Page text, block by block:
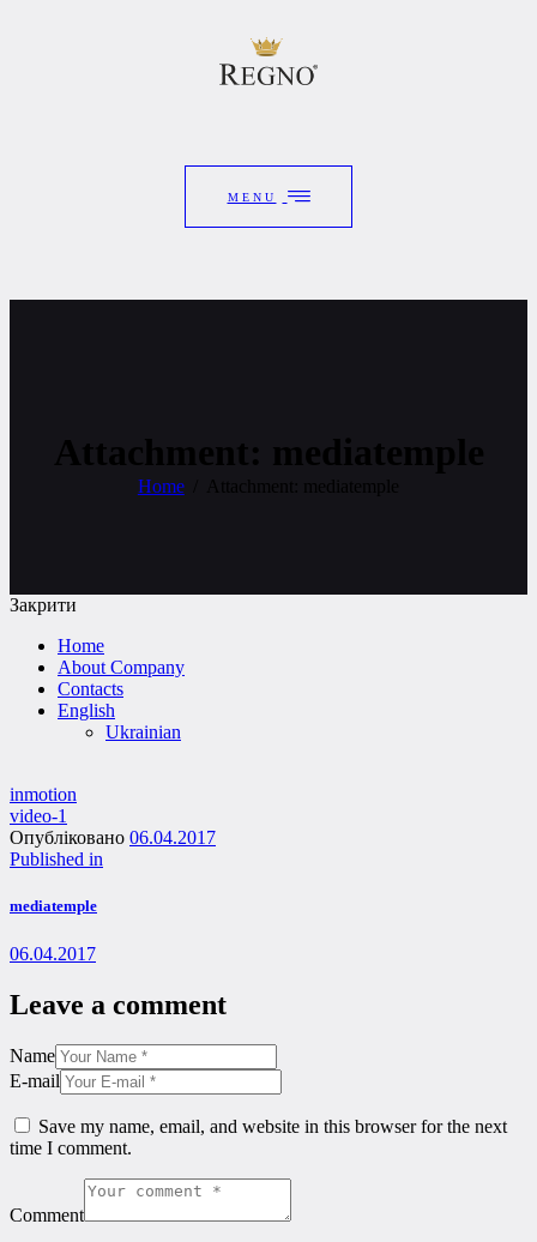
MENU
Attachment: mediatemple
Home Attachment: mediatemple
Закрити
Home
About Company
Contacts
English
Ukrainian
inmotion
video-1
Опубліковано 06.04.2017
Post
navigation
Published in
mediatemple
06.04.2017
Leave a comment
Name
E-mail
Save my name, email, and website in this browser for the next
time I comment.
Comment